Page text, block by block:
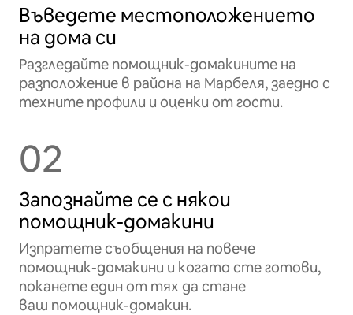
Въведете местоположението
на дома си
Разгледайте помощник-домакините на
разположение в района на Марбеля, заедно с
техните профили и оценки от гости.
02
Запознайте се с някои
помощник-домакини
Изпратете съобщения на повече
помощник-домакини и когато сте готови,
поканете един от тях да стане
ваш помощник-домакин.